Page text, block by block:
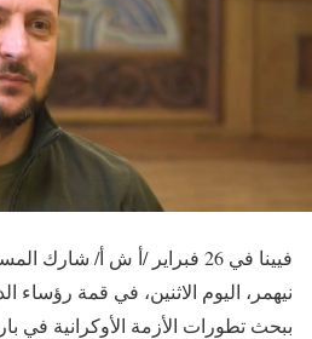
فيينا في 26 فبراير /أ ش أ/
نيهمر، اليوم الاثنين، في قمة رؤساء
ببحث تطورات الأزمة الأوكرانية في